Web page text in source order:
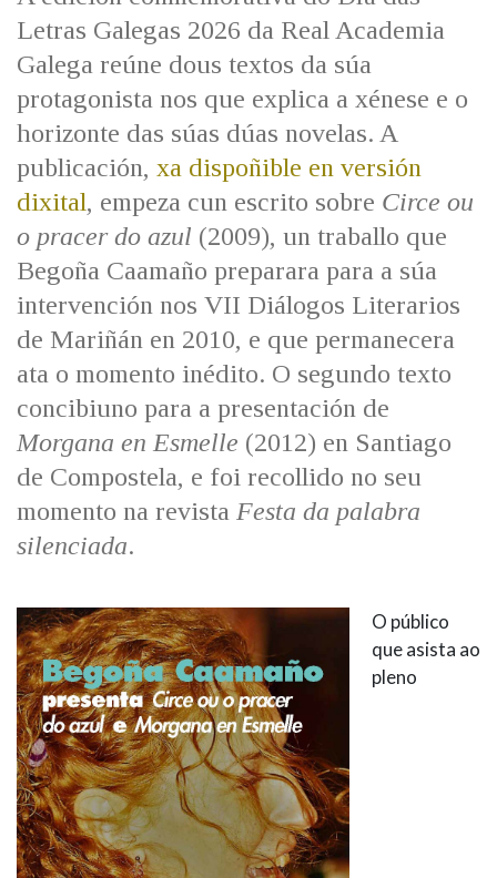
IDENTIDADE CORPORATIVA
MARCIAL DEL ADALID
CASA-MUSEO EMILIA PARDO
BAZÁN
FIGURAS HOMENAXEADAS
HISTORIA
60 ANOS DLG
PRIMAVERA DAS LETRAS
PORTAL DAS PALABRAS
FacebookTwitterYoutubeInstagram
Bluesky
Letras Galegas 2026 da Real Academia
Galega reúne dous textos da súa
protagonista nos que explica a xénese e o
horizonte das súas dúas novelas. A
publicación, xa dispoñible en versión
dixital, empeza cun escrito sobre Circe ou
o pracer do azul (2009), un traballo que
Begoña Caamaño preparara para a súa
intervención nos VII Diálogos Literarios
de Mariñán en 2010, e que permanecera
ata o momento inédito. O segundo texto
concibiuno para a presentación de
Morgana en Esmelle (2012) en Santiago
de Compostela, e foi recollido no seu
momento na revista Festa da palabra
silenciada.
O público
que asista ao
pleno